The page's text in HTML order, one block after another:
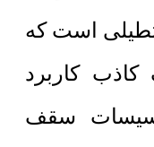
است که
کاربرد
سقف